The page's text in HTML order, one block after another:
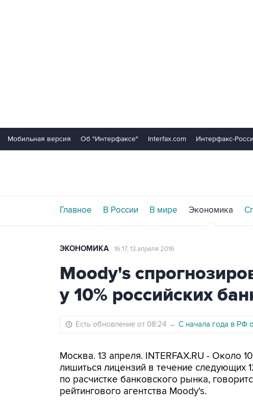
Мобильная версия Об "Интерфаксе" Interfax.com Интерфакс-
Главное В России В мире Экономика
ЭКОНОМИКА 16:17, 13 апреля 2016
Moody's
у 10% российских
Есть обновление от 08:24 → С начала года в РФ
Москва. 13 апреля. INTERFAX.RU - Около
лишиться лицензий в течение следующих
по расчистке банковского рынка,
рейтингового агентства Moody's.